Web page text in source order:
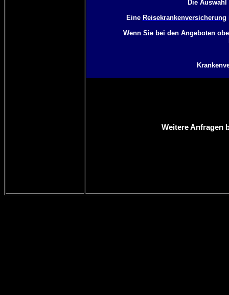
Die
Eine Reisekrankenversicherung
Wenn Sie bei den Angeboten
Weitere Anfragen